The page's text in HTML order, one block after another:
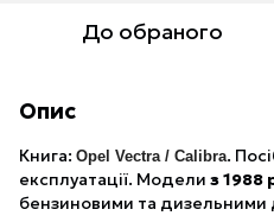
До обраного
Опис
Книга: Opel Vectra / Calibra.
експлуатації. Модели з 1988
бензиновими та дизельними